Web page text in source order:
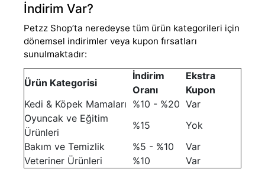
İndirim Var?
Petzz Shop’ta neredeyse tüm ürün kategorileri için
dönemsel indirimler veya kupon fırsatları
sunulmaktadır:
Ürün Kategorisi
İndirim
Oranı
Ekstra
Kupon
Kedi & Köpek Mamaları %10 - %20 Var
Oyuncak ve Eğitim
Ürünleri
%15
Yok
Bakım ve Temizlik
%5 - %10
Var
Veteriner Ürünleri
%10 Var